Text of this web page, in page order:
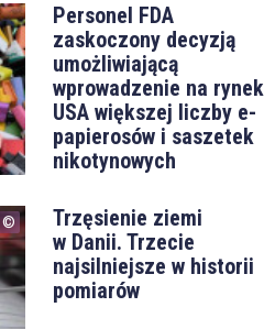
Personel FDA
zaskoczony decyzją
umożliwiającą
wprowadzenie na rynek
USA większej liczby e-
papierosów i saszetek
nikotynowych
Trzęsienie ziemi
w Danii. Trzecie
najsilniejsze w historii
pomiarów